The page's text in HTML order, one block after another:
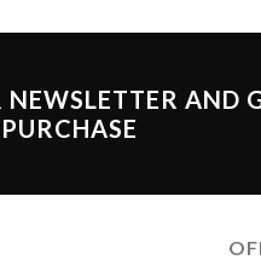
NEWSLETTER AND